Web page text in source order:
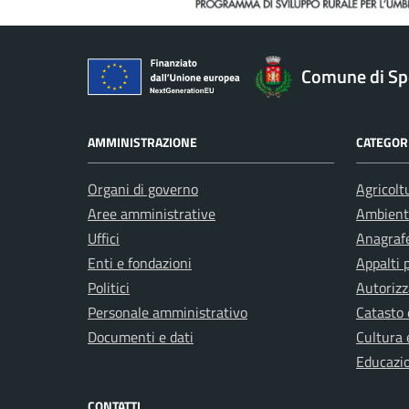
Comune di
AMMINISTRAZIONE
Organi di governo
Aree amministrative
Uffici
Enti e fondazioni
Politici
Personale amministrativo
Documenti e dati
Appalti
Cultura